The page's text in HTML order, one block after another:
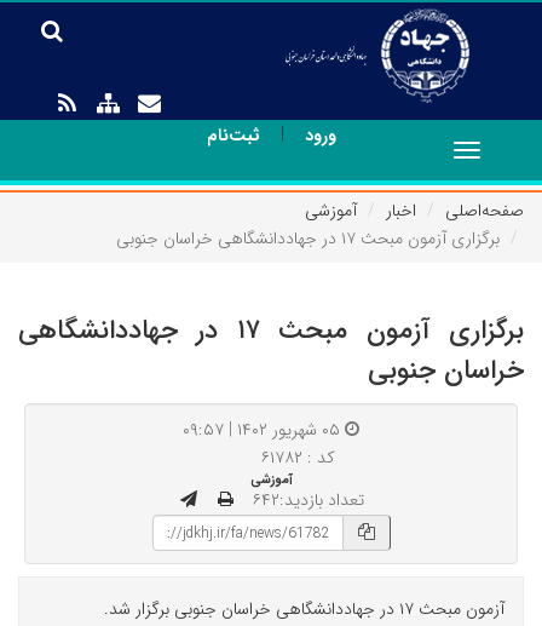
ورود | ثبت‌نام
Toggle
navigation
صفحه‌اصلی
اخبار
آموزشی
برگزاری آزمون مبحث ۱۷ در جهاددانشگاهی خراسان جنوبی
برگزاری آزمون مبحث ۱۷ در جهاددانشگاهی
خراسان جنوبی
کد : ۶۱۷۸۲
آموزشی
تعداد بازدید:۶۴۲
آزمون مبحث ۱۷ در جهاددانشگاهی خراسان جنوبی برگزار شد.